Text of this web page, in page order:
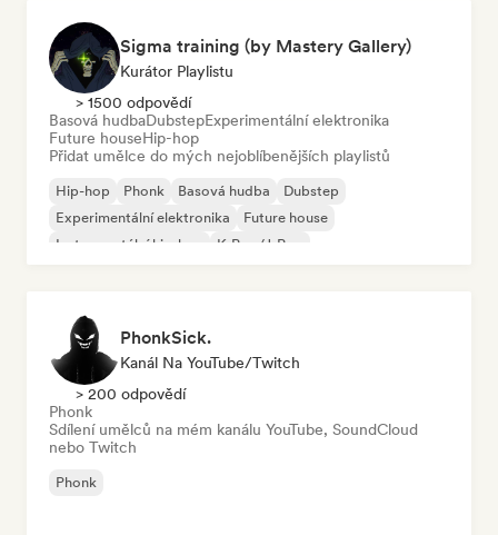
Sigma training (by Mastery Gallery)
Kurátor Playlistu
> 1500 odpovědí
Basová hudbaDubstepExperimentální elektronika
Future houseHip-hop
Přidat umělce do mých nejoblíbenějších playlistů
Hip-hop Phonk Basová hudba
Dubstep
Experimentální elektronika
Future house
Instrumentální hip-hop
K-Pop/J-Pop
PhonkSick.
Kanál Na YouTube/Twitch
> 200 odpovědí
Phonk
Sdílení umělců na mém kanálu YouTube, SoundCloud
nebo Twitch
Phonk